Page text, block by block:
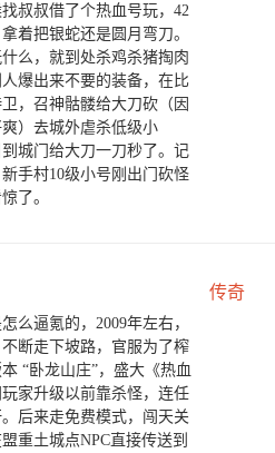
叔叔借了个热血号玩，42
着把银蛇还是圆月弯刀。
么，就到处杀鸡杀猪掏肉
爆出来不要的装备，在比
，召神骷髅给大刀砍（因
）去城外虐杀低级小
城门给大刀一刀秒了。记
手村10级小号刚出门砍怪
了。
传奇
么逼氪的，2009年左右，
断走下坡路，官服为了榨
“卧龙山庄”，盛大《热血
家升级以前靠杀怪，连任
后来走免费模式，闯天关
重土城点NPC直接传送到